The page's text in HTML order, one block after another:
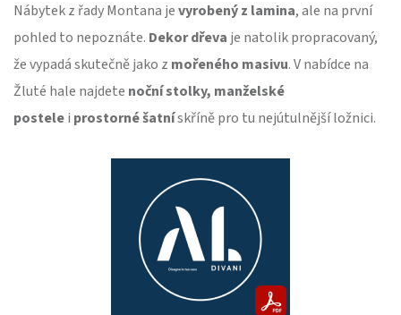
Nábytek z řady Montana jevyrobený z lamina, ale na první
pohled to nepoznáte. Dekor dřeva je natolik propracovaný,
že vypadá skutečně jako z mořeného masivu. V nabídce na
Žluté hale najdete noční stolky, manželské
postelei prostorné šatnískříně pro tu nejútulnější ložnici.